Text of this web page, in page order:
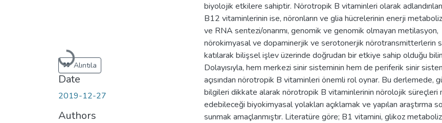
Loading...
Alıntıla
Date
2019-12-27
Authors
biyolojik etkilere sahiptir. Nörotropik B vitaminleri olarak
B12 vitaminlerinin ise, nöronların ve glia hücrelerinin enerji
ve RNA sentezi/onarımı, genomik ve genomik olmayan metilasyon,
nörokimyasal ve dopaminerjik ve serotonerjik nörotransmitterlerin
katılarak bilişsel işlev üzerinde doğrudan bir etkiye sahip olduğu
Dolayısıyla, hem merkezi sinir sisteminin hem de periferik sinir
açısından nörotropik B vitaminleri önemli rol oynar. Bu derlemede,
bilgileri dikkate alarak nörotropik B vitaminlerinin nörolojik süreçleri
edebileceği biyokimyasal yolakları açıklamak ve yapılan araştırma
sunmak amaçlanmıştır. Literatüre göre; B1 vitamini, glikoz